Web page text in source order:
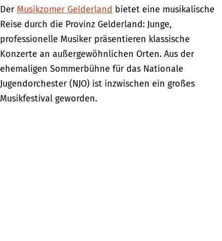
Der Musikzomer Gelderland bietet eine musikalische
Reise durch die Provinz Gelderland: Junge,
professionelle Musiker präsentieren klassische
Konzerte an außergewöhnlichen Orten. Aus der
ehemaligen Sommerbühne für das Nationale
Jugendorchester (NJO) ist inzwischen ein großes
Musikfestival geworden.